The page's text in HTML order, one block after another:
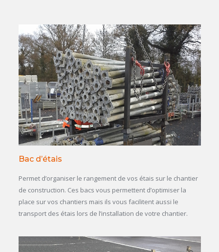
Bac d’étais
Permet d’organiser le rangement de vos étais sur le chantier
de construction. Ces bacs vous permettent d’optimiser la
place sur vos chantiers mais ils vous facilitent aussi le
transport des étais lors de l’installation de votre chantier.